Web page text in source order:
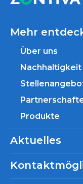
Mehr
Über uns
Nachhaltigkeit
Produkte
Aktuelles